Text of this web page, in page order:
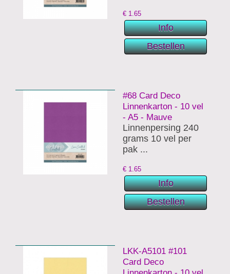
€ 1.65
#68 Card Deco
Linnenkarton - 10 vel
- A5 - Mauve
Linnenpersing 240
grams 10 vel per
pak ...
€ 1.65
LKK-A5101 #101
Card Deco